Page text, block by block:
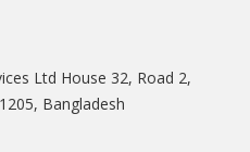
Ltd House 32, Road 2,
Bangladesh